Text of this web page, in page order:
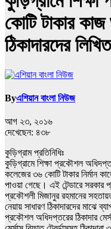
কোটি টাকার কাজ
ঠিকাদারদের
Byএশিয়ান বাংলা নিউজ
আগ ২৩, ২০১৬
দেখেছেন: ৪৩৮
কুড়িগ্রাম প্রতিনিধিঃ
কুড়িগ্রামে শিক্ষা প্রকৌশল
কলেজের ৩৬ কোটি টাকার নির্মান
পাওয়া গেছে। এই টেন্ডারে সরকার
প্রকৌশলী মিজানুর রহমানের
নেয়ায় সাধারণ ঠিকাদারদের মাঝে
প্রকৌশল অধিদপ্তরের ঠিকাদার